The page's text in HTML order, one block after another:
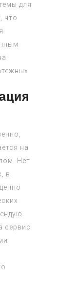
для
что
на
Нет
в
сервис